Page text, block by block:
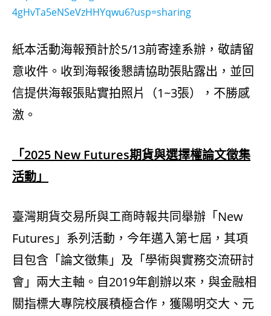
4gHvTa5eNSeVzHHYqwu6?usp=sharing
紙本活動海報預計於5/13前寄達系辦，敬請留
意收件。收到海報後懇請協助張貼露出，並回
信提供海報張貼實拍照片（1~3張），不勝感
激。
「2025 New Futures期貨與選擇權論文徵集
活動」
臺灣期貨交易所與工商時報共同舉辦「New
Futures」系列活動，今年邁入第七屆，其項
目包含「論文徵集」及「學術與實務交流研討
會」兩大主軸。自2019年創辦以來，與金融相
關指標大專院校展積極合作，獲陽明交大、元